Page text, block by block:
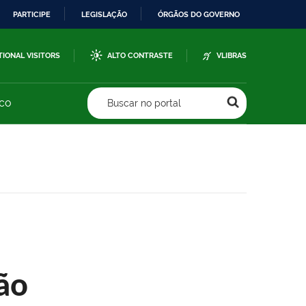
PARTICIPE LEGISLAÇÃO ÓRGÃOS DO GOVERNO
VISITORS ALTO CONTRASTE VLIBRAS
Buscar no portal